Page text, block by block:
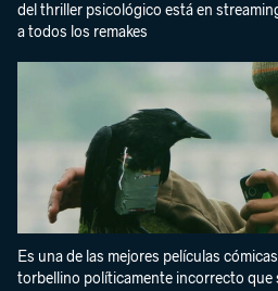
del thriller psicológico está en
a todos los remakes
Es una de las mejores películas
torbellino políticamente incorrecto que